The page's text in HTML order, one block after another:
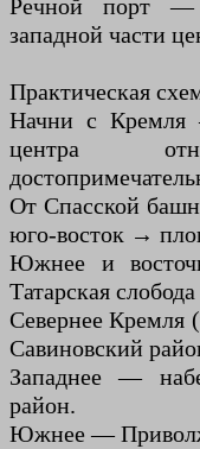
Речной порт —
западной части
Практическая
Начни с Кремля
центра
От Спасской
юго-восток →
Южнее и
Татарская
Севернее Кремля
Савиновский
Западнее —
район.
Южнее —